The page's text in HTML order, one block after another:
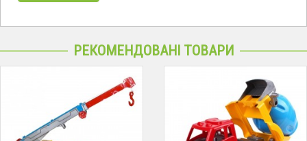
РЕКОМЕНДОВАНІ ТОВАРИ